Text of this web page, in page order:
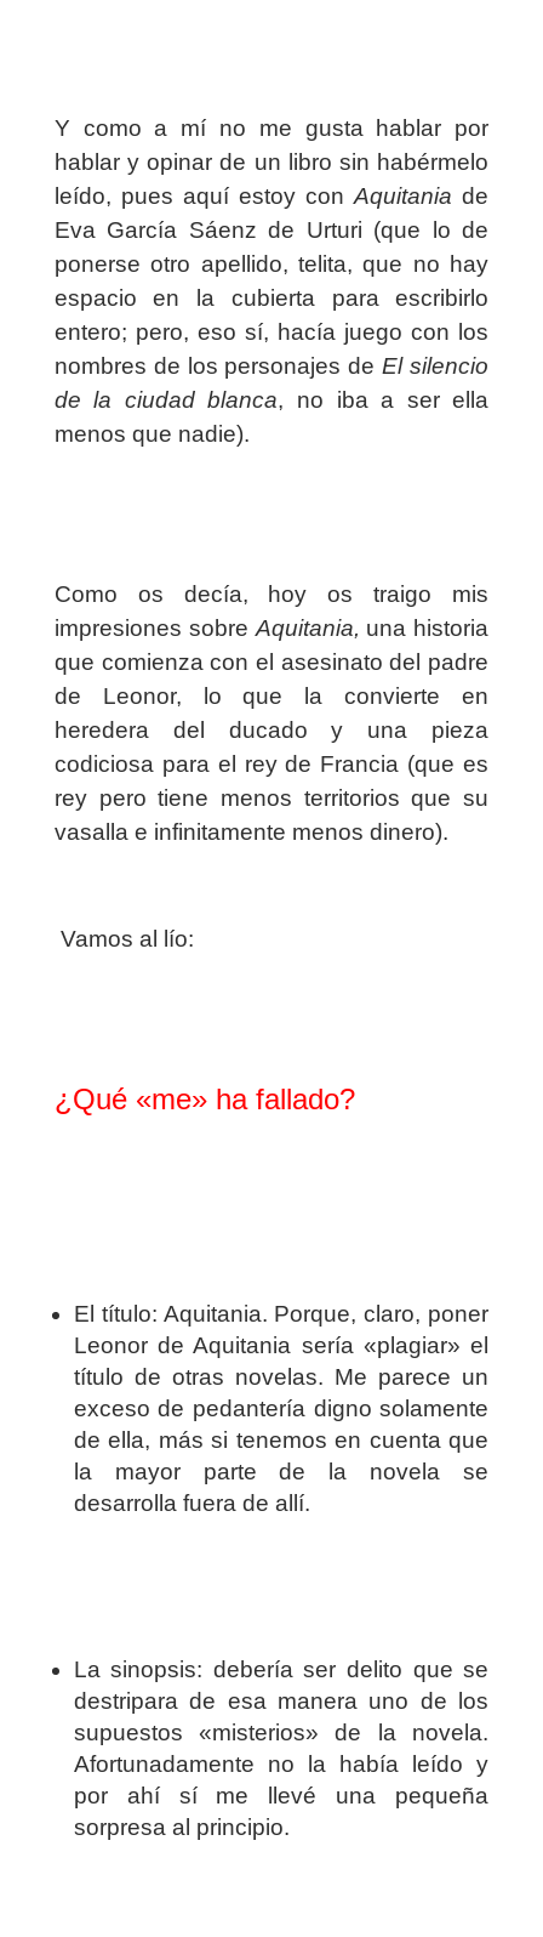
Y como a mí no me gusta hablar por
hablar y opinar de un libro sin habérmelo
leído, pues aquí estoy conAquitaniade
Eva García Sáenz de Urturi (que lo de
ponerse otro apellido, telita, que no hay
espacio en la cubierta para escribirlo
entero; pero, eso sí, hacía juego con los
nombres de los personajes deEl silencio
de la ciudad blanca, no iba a ser ella
menos que nadie).
Como os decía, hoy os traigo mis
impresiones sobre Aquitania, una historia
que comienza con el asesinato del padre
de Leonor, lo que la convierte en
heredera del ducado y una pieza
codiciosa para el rey de Francia (que es
rey pero tiene menos territorios que su
vasalla e infinitamente menos dinero).
Vamos al lío:
¿Qué «me» ha fallado?
El título: Aquitania. Porque, claro, poner
Leonor de Aquitania sería «plagiar» el
título de otras novelas. Me parece un
exceso de pedantería digno solamente
de ella, más si tenemos en cuenta que
la mayor parte de la novela se
desarrolla fuera de allí.
La sinopsis: debería ser delito que se
destripara de esa manera uno de los
supuestos «misterios» de la novela.
Afortunadamente no la había leído y
por ahí sí me llevé una pequeña
sorpresa al principio.